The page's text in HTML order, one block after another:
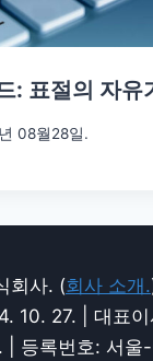
: 표절의 자유
08월28일.
회사. (회사 소개.
10. 27. | 대표이
| 등록번호: 서